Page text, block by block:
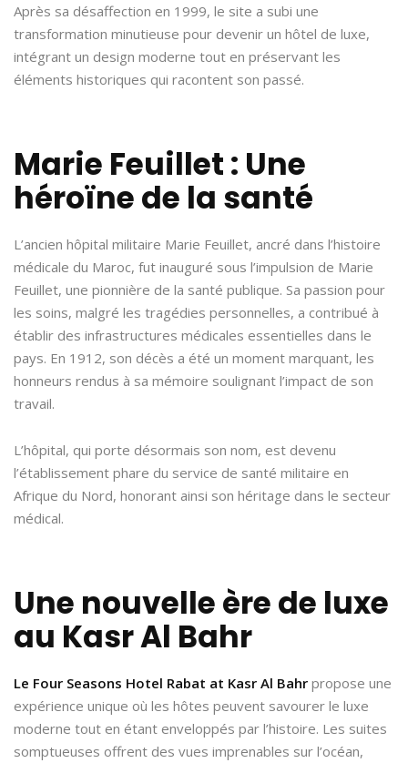
Après sa désaffection en 1999, le site a subi une
transformation minutieuse pour devenir un hôtel de luxe,
intégrant un design moderne tout en préservant les
éléments historiques qui racontent son passé.
Marie Feuillet : Une
héroïne de la santé
L’ancien hôpital militaire Marie Feuillet, ancré dans l’histoire
médicale du Maroc, fut inauguré sous l’impulsion de Marie
Feuillet, une pionnière de la santé publique. Sa passion pour
les soins, malgré les tragédies personnelles, a contribué à
établir des infrastructures médicales essentielles dans le
pays. En 1912, son décès a été un moment marquant, les
honneurs rendus à sa mémoire soulignant l’impact de son
travail.
L’hôpital, qui porte désormais son nom, est devenu
l’établissement phare du service de santé militaire en
Afrique du Nord, honorant ainsi son héritage dans le secteur
médical.
Une nouvelle ère de luxe
au Kasr Al Bahr
Le Four Seasons Hotel Rabat at Kasr Al Bahr propose une
expérience unique où les hôtes peuvent savourer le luxe
moderne tout en étant enveloppés par l’histoire. Les suites
somptueuses offrent des vues imprenables sur l’océan,